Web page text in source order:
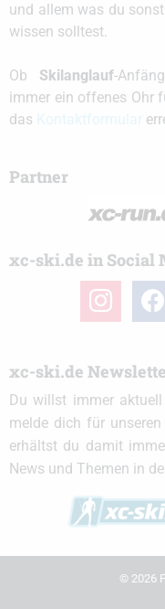
und allem was du
wissen solltest.
Ob Skilanglauf-
immer ein offenes Ohr
das
Partner
xc-ski.de in Social
instagram
xc-ski.de
Du willst immer
melde dich für
erhältst du damit
News und Themen in
© 2026